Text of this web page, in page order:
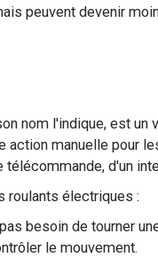
peuvent devenir
nom l'indique, est
action manuelle pour
d'un
roulants électriques :
besoin de tourner
le mouvement.